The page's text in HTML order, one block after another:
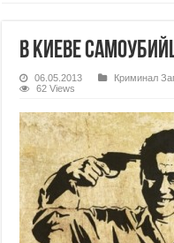
В Киеве
06.05.2013 Криминал
62 Views